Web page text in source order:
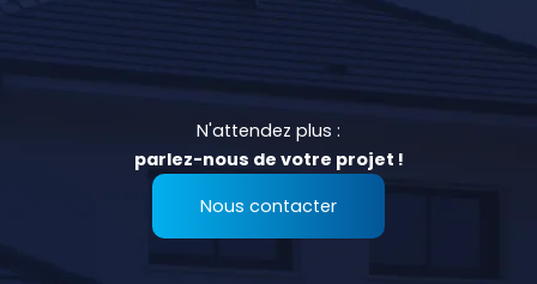
N'attendez plus :
parlez-nous de votre projet !
Nous contacter